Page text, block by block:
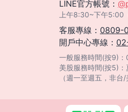
LINE官方帳號：
上午8:30~下午5:00
客服專線： 0809-
開戶中心專線：
一般服務時間(按9)
美股服務時間(按5)：
（週一至週五，非台/